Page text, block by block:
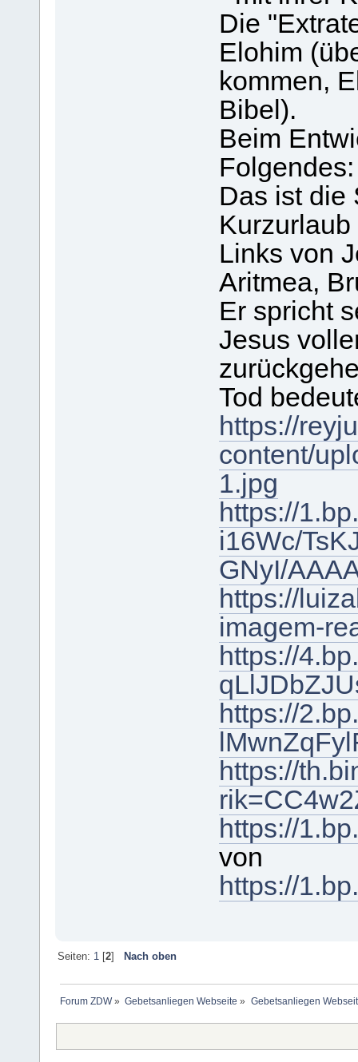
Die
Elohim
kommen,
Bibel).
Beim
Folgendes:
Das ist die
Links von
Aritmea,
Er spricht
Jesus
Tod
https://
content/
1.jpg
https://
i16Wc/
GNyI/
https://
imagem-
https://
https://
https://
https://
von
https://
Seiten: 1[2] Nach oben
Forum ZDW» Gebetsanliegen Webseite » Gebetsanliegen